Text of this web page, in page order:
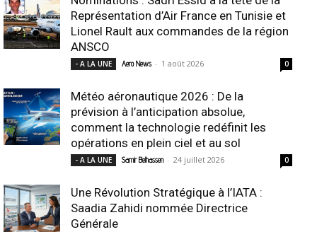
Représentation d’Air France en Tunisie et
Lionel Rault aux commandes de la région
ANSCO
- A LA UNE Aero News - 1 août 2026 0
Météo aéronautique 2026 : De la
prévision à l’anticipation absolue,
comment la technologie redéfinit les
opérations en plein ciel et au sol
- A LA UNE Samir Belhassen - 24 juillet 2026 0
Une Révolution Stratégique à l’IATA :
Saadia Zahidi nommée Directrice
Générale